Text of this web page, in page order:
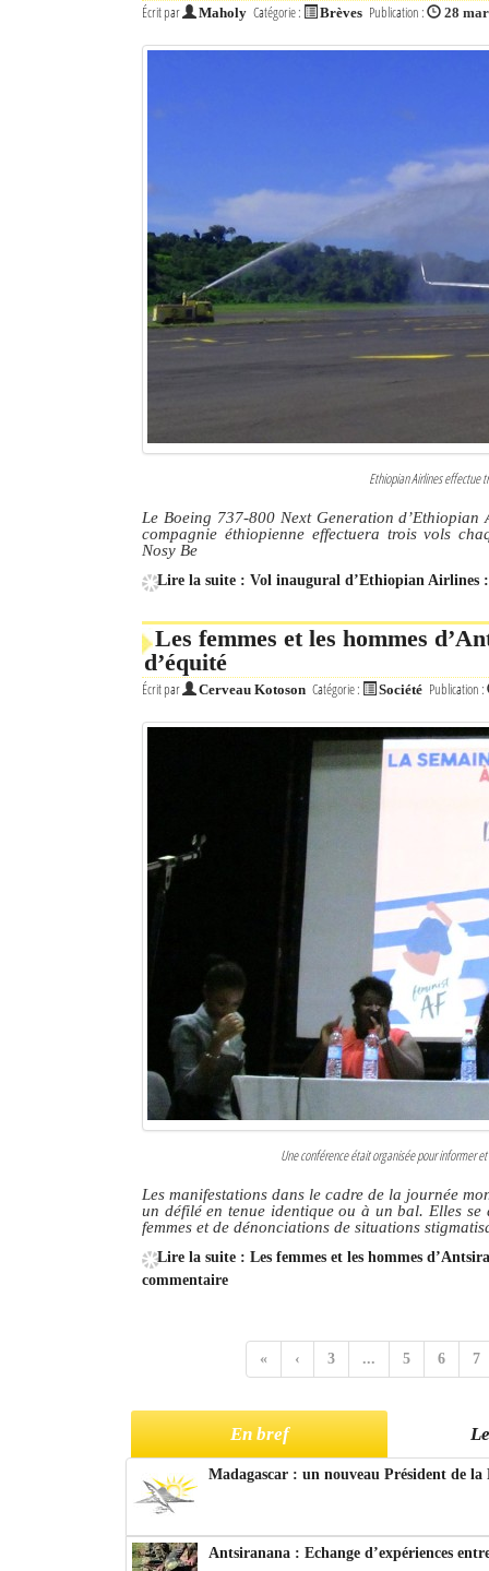
Écrit par Maholy Catégorie : Brèves Publication : 28
Ethiopian Airlines effectue
Le Boeing 737-800 Next Generation
compagnie éthiopienne effectuera trois vols
Nosy Be
Lire la suite : Vol inaugural d’Ethiopian Airlines
Les femmes et les hommes
d’équité
Écrit par Cerveau Kotoson Catégorie : Société Publication :
Une conférence était organisée pour informer
Les manifestations dans le cadre de la journée
un défilé en tenue identique ou à un bal. Elles se
femmes et de dénonciations de situations
Lire la suite : Les femmes et les hommes
commentaire
« ‹ 3 ... 5 6 7
En bref
Madagascar : un nouveau Président de
Antsiranana : Echange d’expériences